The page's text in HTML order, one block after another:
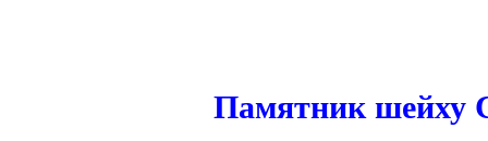
Памятник шейху